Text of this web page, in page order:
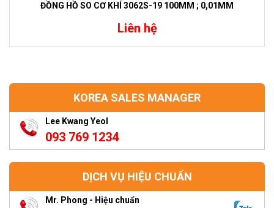
KOREA SALES MANAGER
Lee Kwang Yeol
093 769 1234
DỊCH VỤ HIỆU CHUẨN
Mr. Phong - Hiệu chuẩn
ĐỒNG HỒ SO CƠ KHÍ 3062S-19 100MM ; 0,01MM
Liên hệ